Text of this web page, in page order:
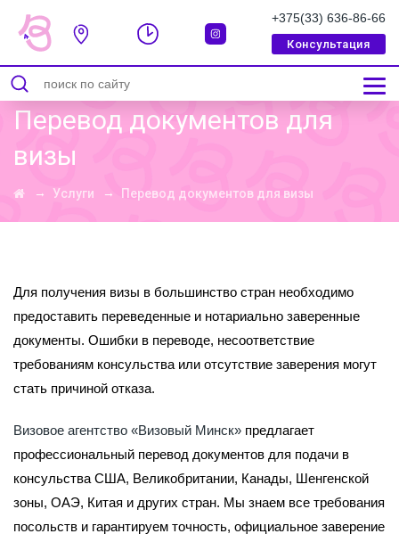
+375(33) 636-86-66
Консультация
Перевод документов для
визы
→ Услуги → Перевод документов для визы
Для получения визы в большинство стран необходимо
предоставить переведенные и нотариально заверенные
документы. Ошибки в переводе, несоответствие
требованиям консульства или отсутствие заверения могут
стать причиной отказа.
Визовое агентство «Визовый Минск» предлагает
профессиональный перевод документов для подачи в
консульства США, Великобритании, Канады, Шенгенской
зоны, ОАЭ, Китая и других стран. Мы знаем все требования
посольств и гарантируем точность, официальное заверение
СООБЩЕНИЕ УСПЕШНО ОТПРАВЛЕННО